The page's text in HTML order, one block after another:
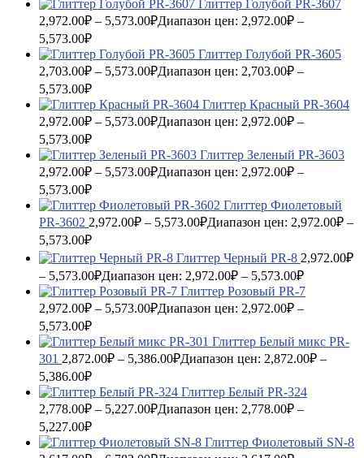
Глиттер Голубой PR-3607
2,972.00₽ – 5,573.00₽Диапазон цен: 2,972.00₽ –
5,573.00₽
Глиттер Голубой PR-3605
2,703.00₽ – 5,573.00₽Диапазон цен: 2,703.00₽ –
5,573.00₽
Глиттер Красный PR-3604
2,972.00₽ – 5,573.00₽Диапазон цен: 2,972.00₽ –
5,573.00₽
Глиттер Зеленый PR-3603
2,972.00₽ – 5,573.00₽Диапазон цен: 2,972.00₽ –
5,573.00₽
Глиттер Фиолетовый
PR-3602 2,972.00₽ – 5,573.00₽Диапазон цен: 2,972.00₽ –
5,573.00₽
Глиттер Черный PR-8 2,972.00₽
– 5,573.00₽Диапазон цен: 2,972.00₽ – 5,573.00₽
Глиттер Розовый PR-7
2,972.00₽ – 5,573.00₽Диапазон цен: 2,972.00₽ –
5,573.00₽
Глиттер Белый микс PR-
301 2,872.00₽ – 5,386.00₽Диапазон цен: 2,872.00₽ –
5,386.00₽
Глиттер Белый PR-324
2,778.00₽ – 5,227.00₽Диапазон цен: 2,778.00₽ –
5,227.00₽
Глиттер Фиолетовый SN-8